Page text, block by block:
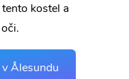
kostel a
Ålesundu